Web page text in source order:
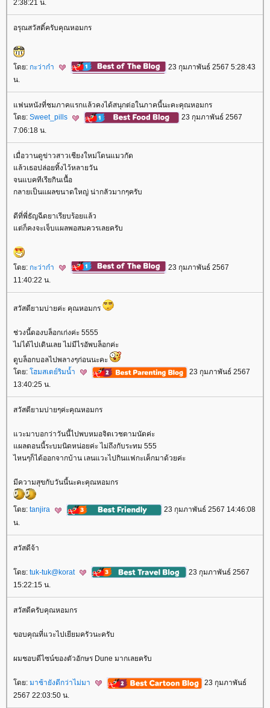
2:38:21 น.
อรุณสวัสดิ์ครับคุณหอมกร
ดย: กะว่าก๋า
23 กุมภาพันธ์ 2567 5:28:43
น.
ฟนหนังที่ชมภาคแรกแล้วคงได้สนุกต่อในภาคนี้นะคะคุณหอมกร
ดย: Sweet_pills
23 กุมภาพันธ์ 2567
7:06:18 น.
เมื่อวานดูข่าวสาวเชียงใหม่โดนแมวกัด
ล้วเธอปล่อยทิ้งไว้หลายวัน
จนแบคทีเรียกินเนื้อ
กลายเป็นแผลขนาดใหญ่ น่ากลัวมากๆครับ
ดีที่พี่ธัญฉีดยาเรียบร้อยแล้ว
ต่ก็คงจะเจ็บแผลพอสมควรเลยครับ
ดย: กะว่าก๋า
23 กุมภาพันธ์ 2567
11:40:22 น.
สวัสดียามบ่ายค่ะ คุณหอมกร
ช่วงนี้ดองบล็อกเก่งค่ะ 5555
ไม่ได้ไปเดินเลย ไม่มีไรอัพบล็อกค่ะ
ดูบล็อกบอลไปพลางๆก่อนนะคะ
ดย: ฮมสเตย์ริมน้ำ
23 กุมภาพันธ์ 2567
13:40:25 น.
สวัสดียามบ่ายๆค่ะคุณหอมกร
วะมาบอกว่าวันนี้ไปพบหมอจิตเวชตามนัดค่ะ
ผลตอนนี้ระบมนิดหน่อยค่ะ ไม่ถึงกับระทม 555
ไหนๆก็ได้ออกจากบ้าน เลนแวะไปกินแฟกะเค็กมาด้วยค่ะ
มีความสุขกับวันนี้นะคะคุณหอมกร
ดย: tanjira
23 กุมภาพันธ์ 2567 14:46:08
น.
สวัสดีจ้า
ดย: tuk-tuk@korat
23 กุมภาพันธ์ 2567
15:22:15 น.
สวัสดีครับคุณหอมกร
ขอบคุณที่แวะไปเยียมครัวนะครับ
ผมชอบดีไซน์ของตัวอักษร Dune มากเลยครับ
ดย: มาช้ายังดีกว่าไม่มา
23 กุมภาพันธ์
2567 22:03:50 น.